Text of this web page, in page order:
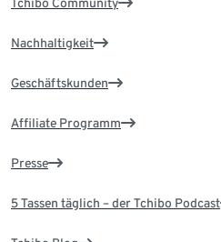
Tchibo Community
Nachhaltigkeit
Geschäftskunden
Affiliate Programm
Presse
5 Tassen täglich – der Tchibo Podcast